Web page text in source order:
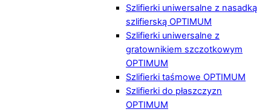
Szlifierki uniwersalne z nasadką
szlifierską OPTIMUM
Szlifierki uniwersalne z
gratownikiem szczotkowym
OPTIMUM
Szlifierki taśmowe OPTIMUM
Szlifierki do płaszczyzn
OPTIMUM